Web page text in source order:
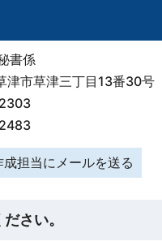
書係
市草津三丁目13番30号
担当にメールを送る
さい。